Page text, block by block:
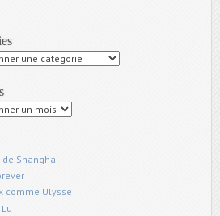
de Shanghai
comme Ulysse